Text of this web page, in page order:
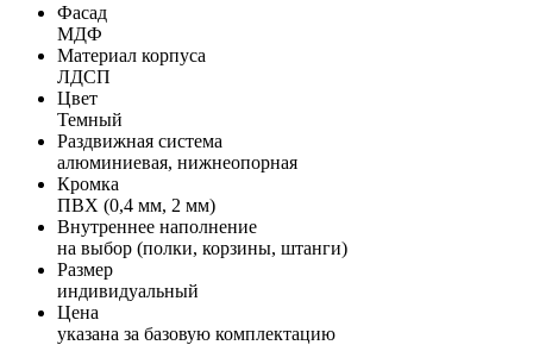
Фасад
МДФ
Материал корпуса
ЛДСП
Цвет
Темный
Раздвижная система
алюминиевая, нижнеопорная
Кромка
ПВХ (0,4 мм, 2 мм)
Внутреннее наполнение
на выбор (полки, корзины, штанги)
Размер
индивидуальный
Цена
указана за базовую комплектацию